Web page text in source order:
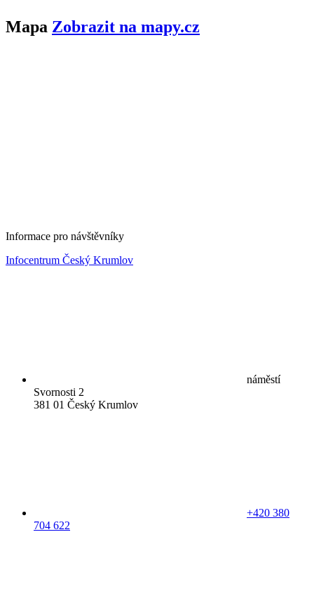
Mapa Zobrazit na mapy.cz
Informace pro návštěvníky
Infocentrum Český Krumlov
náměstí
Svornosti 2
381 01 Český Krumlov
+420 380
704 622